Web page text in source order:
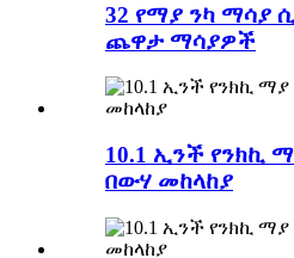
32 የማያ ንካ ማሳያ
ጨዋታ ማሳያዎች
10.1 ኢንች የንክኪ
በውሃ መከላከያ